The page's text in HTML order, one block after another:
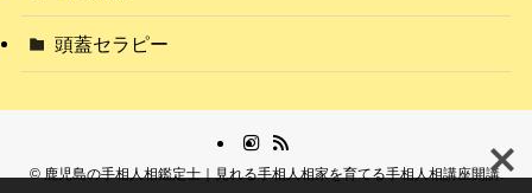
頭蓋セラピー
©鹿児島の手相人相鑑定士｜見れる手相人相家を育てる手相人相講座開講.